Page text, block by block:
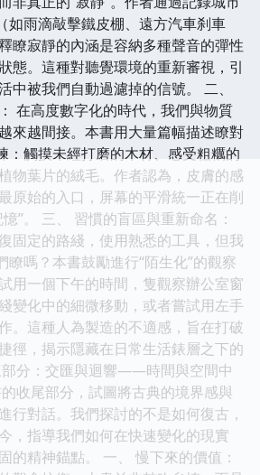
如雨滴敲擊鐵皮棚、遠方汽車刹車
瞭寂靜的內涵是容納多種聲音的彈性
態。這種對聽覺環境的重新審視，引
中被我們自動過濾掉的信號。 二、
在高度數字化的時代，我們與物質
來越間接。本書用大量篇幅描述瞭對
：觸摸未經打磨的木材、感受粗糲的
物葉片的絨毛。作者認為，皮膚的感
原始的入口，屏幕的平滑統一正在削
”。 三、 習慣的盲區與重新命名：
固定的路綫，使用熟悉的工具，但我
瞭嗎？本書鼓勵進行“陌生化”的觀察
用一個下午的時間，隻觀察辦公室窗
變化中的細微移動，或者嘗試用左手
。這種人為製造的不適感，旨在打破
徑，揭示隱藏在日常生活錶層之下的
分：交匯與迴響——時間與空間中
收尾部分，試圖將古典的境界感與
行對話。我們探討的不是如何復古，
，指導我們如何在快速變化的現實
的精神錨點。 一、 慢下來的價值：